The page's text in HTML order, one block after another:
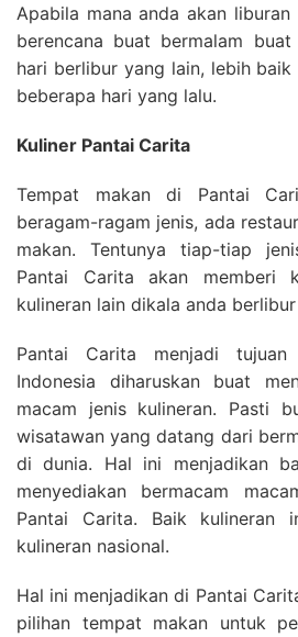
Apabila mana anda akan
berencana buat bermalam
hari berlibur yang lain, lebih baik
beberapa hari yang lalu.
Kuliner Pantai Carita
Tempat makan di Pantai
beragam-ragam jenis, ada
makan. Tentunya tiap-tiap
Pantai Carita akan memberi
kulineran lain dikala anda
Pantai Carita menjadi
Indonesia diharuskan buat
macam jenis kulineran. Pasti
wisatawan yang datang dari
di dunia. Hal ini menjadikan
menyediakan bermacam
Pantai Carita. Baik kulineran
kulineran nasional.
Hal ini menjadikan di Pantai
pilihan tempat makan untuk